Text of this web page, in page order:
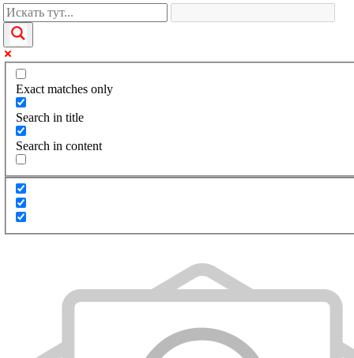
Exact matches only
Search in title
Search in content